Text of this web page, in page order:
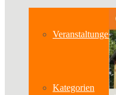
Veranstaltungen
Kategorien